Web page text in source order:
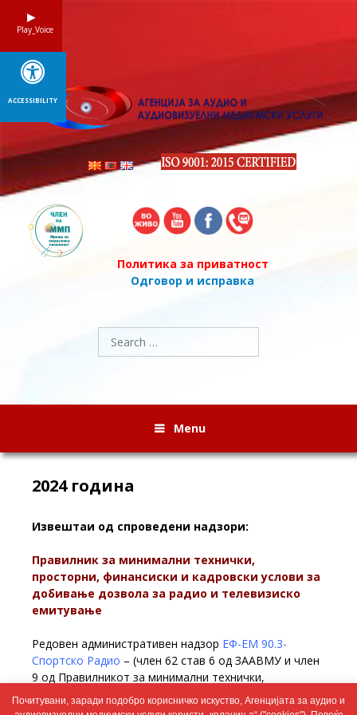
Политика за приватност
Одговор и исправка
Search
for:
Menu
2024 година
Извештаи од спроведени надзори:
Правилник за минимални технички,
просторни, финансиски и кадровски услови за
добивање дозвола за радио и телевизиско
емитување
Редовен административен надзор ЕФ-ЕМ 90.3-
Спортско Радио – (член 62 став 6 од ЗААВМУ и член
9 од Правилникот за минимални технички,
просторни, финансиски и кадровски услови за
добивање дозвола за радио и телевизиско
Почитувани, заради подобро корисничко искуство, Агенцијата за аудио и
Play_Voice
ACCESSIBILITY